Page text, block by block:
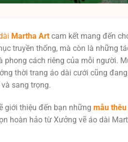
Martha Art cam kết mang đến
truyền thống, mà còn là những
phong cách riêng của mỗi người.
thời trang áo dài cưới cũng
sang trọng.
giới thiệu đến bạn những mẫu
hoàn hảo từ Xưởng vẽ áo dài